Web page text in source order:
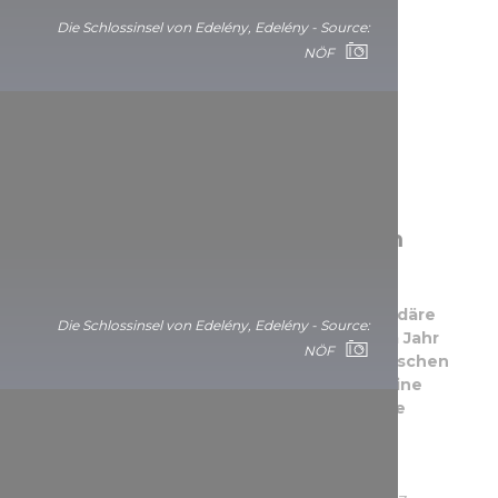
Die Schlossinsel von Edelény, Edelény - Source:
NÖF
Die Schlossinsel von Edelény, Edelény - Source:
NÖF
Die Burg von Eger, Burgmuseum
Im Zentrum von Eger befindet sich die legendäre
Burg, wo die ungarischen Burgverteidiger im Jahr
1552 in einer historischen Schlacht die türkischen
Eroberer besiegten. Die Burg verfügt über eine
interessante interaktive Ausstellung über die